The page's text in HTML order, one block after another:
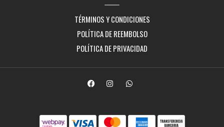
TÉRMINOS Y CONDICIONES
POLÍTICA DE REEMBOLSO
POLÍTICA DE PRIVACIDAD